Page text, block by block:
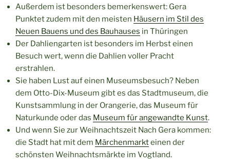
Außerdem ist besonders bemerkenswert: Gera
Punktet zudem mit den meisten Häusern im Stil des
Neuen Bauens und des Bauhauses in Thüringen
Der Dahliengarten ist besonders im Herbst einen
Besuch wert, wenn die Dahlien voller Pracht
erstrahlen.
Sie haben Lust auf einen Museumsbesuch? Neben
dem Otto-Dix-Museum gibt es das Stadtmuseum, die
Kunstsammlung in der Orangerie, das Museum für
Naturkunde oder das Museum für angewandte Kunst.
Und wenn Sie zur Weihnachtszeit Nach Gera kommen:
die Stadt hat mit dem Märchenmarkteinen der
schönsten Weihnachtsmärkte im Vogtland.